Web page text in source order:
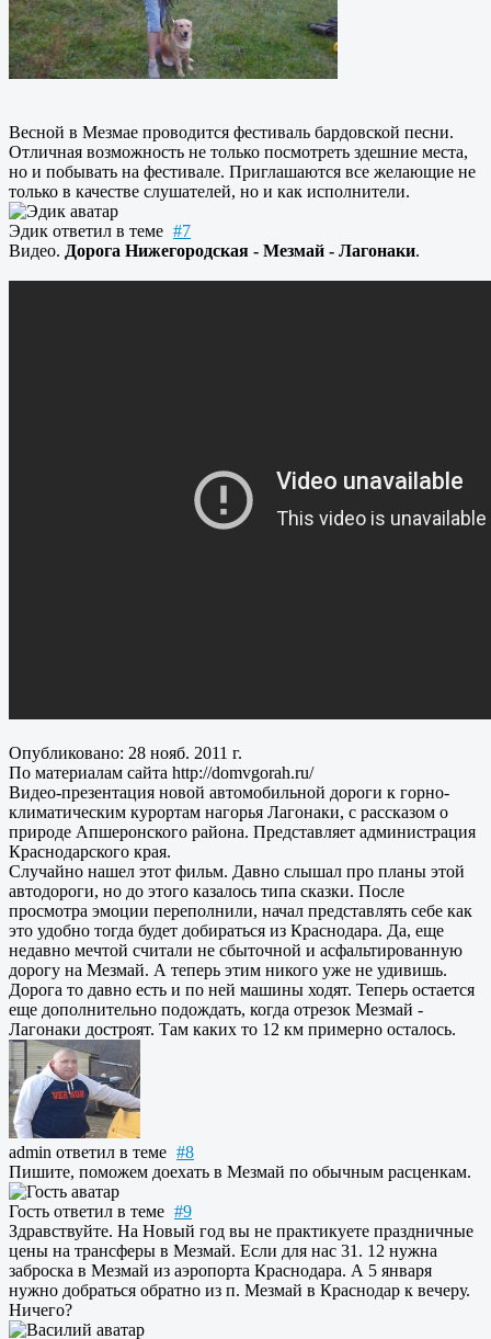
Весной в Мезмае проводится фестиваль бардовской песни.
Отличная возможность не только посмотреть здешние места,
но и побывать на фестивале. Приглашаются все желающие не
только в качестве слушателей, но и как исполнители.
Эдик ответил в теме #7
Видео. Дорога Нижегородская - Мезмай - Лагонаки.
Опубликовано: 28 нояб. 2011 г.
По материалам сайта http://domvgorah.ru/
Видео-презентация новой автомобильной дороги к горно-
климатическим курортам нагорья Лагонаки, с рассказом о
природе Апшеронского района. Представляет администрация
Краснодарского края.
Случайно нашел этот фильм. Давно слышал про планы этой
автодороги, но до этого казалось типа сказки. После
просмотра эмоции переполнили, начал представлять себе как
это удобно тогда будет добираться из Краснодара. Да, еще
недавно мечтой считали не сбыточной и асфальтированную
дорогу на Мезмай. А теперь этим никого уже не удивишь.
Дорога то давно есть и по ней машины ходят. Теперь остается
еще дополнительно подождать, когда отрезок Мезмай -
Лагонаки достроят. Там каких то 12 км примерно осталось.
admin ответил в теме #8
Пишите, поможем доехать в Мезмай по обычным расценкам.
Гость ответил в теме #9
Здравствуйте. На Новый год вы не практикуете праздничные
цены на трансферы в Мезмай. Если для нас 31. 12 нужна
заброска в Мезмай из аэропорта Краснодара. А 5 января
нужно добраться обратно из п. Мезмай в Краснодар к вечеру.
Ничего?